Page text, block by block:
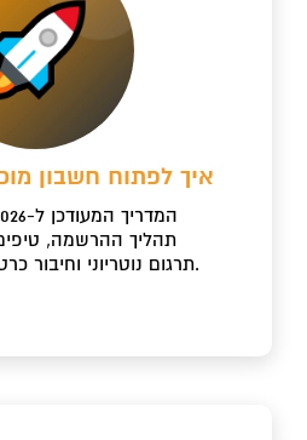
איך לפתוח חשבון מוכר
תהליך ההרשמה,
תרגום נוטריוני וחיבור כרטיס אשראי בינלאומי.